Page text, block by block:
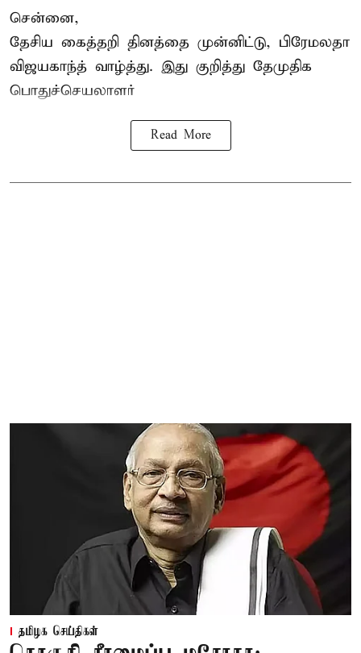
சென்னை,
தேசிய கைத்தறி தினத்தை முன்னிட்டு, பிரேமலதா
விஜயகாந்த் வாழ்த்து. இது குறித்து தேமுதிக
பொதுச்செயலாளர்
Read More
தமிழக செய்திகள்